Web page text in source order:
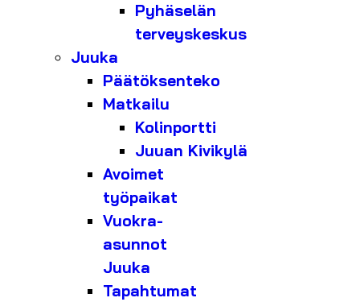
Pyhäselän
terveyskeskus
Juuka
Päätöksenteko
Matkailu
Kolinportti
Juuan Kivikylä
Avoimet
työpaikat
Vuokra-
asunnot
Juuka
Tapahtumat